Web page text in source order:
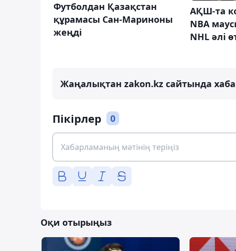
Футболдан Қазақстан
құрамасы Сан-Мариноны
жеңді
АҚШ-та
NBA
NHL әлі
Жаңалықтан zakon.kz сайтында
Пікірлер 0
Оқи отырыңыз